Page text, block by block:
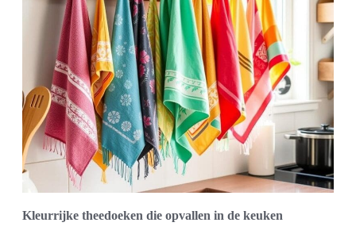
Kleurrijke theedoeken die opvallen in de keuken